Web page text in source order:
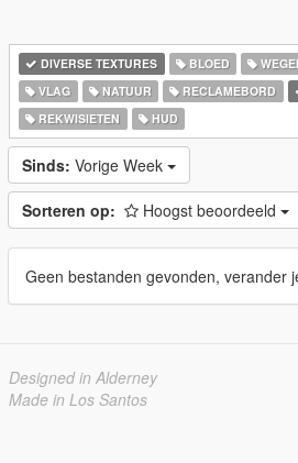
DIVERSE TEXTURES BLOED
VLAG
NATUUR RECLAMEBORD
REKWISIETEN
HUD
Sinds: Vorige Week
Sorteren op: Hoogst beoordeeld
Geen bestanden gevonden, verander
Designed in Alderney
Made in Los Santos